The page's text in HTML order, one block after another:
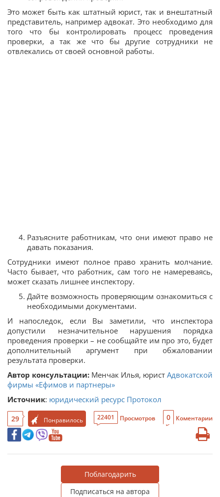
Это может быть как штатный юрист, так и внештатный
представитель, например адвокат. Это необходимо для
того что бы контролировать процесс проведения
проверки, а так же что бы другие сотрудники не
отвлекались от своей основной работы.
Разъясните работникам, что они имеют право не
давать показания.
Сотрудники имеют полное право хранить молчание.
Часто бывает, что работник, сам того не намереваясь,
может сказать лишнее инспектору.
Дайте возможность проверяющим ознакомиться с
необходимыми документами.
И напоследок, если Вы заметили, что инспектора
допустили незначительное нарушения порядка
проведения проверки – не сообщайте им про это, будет
дополнительный аргумент при обжаловании
результата проверки.
Автор консультации: Менчак Илья, юрист Адвокатской
фирмы «Ефимов и партнеры»
Источник: юридический ресурс Протокол
29 Понравилось 22401 Просмотров 0 Коментарии
Поблагодарить
Подписаться на автора